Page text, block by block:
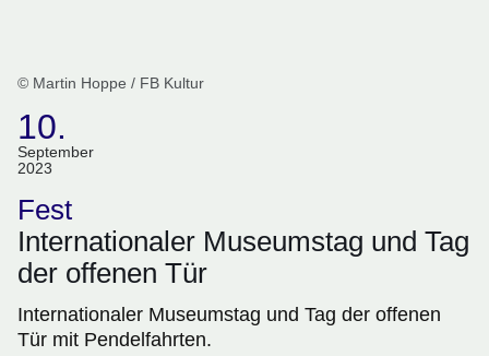
© Martin Hoppe / FB Kultur
10.
September
2023
(Termin:
10.
September
Fest
Internationaler Museumstag und Tag
der offenen Tür
Internationaler Museumstag und Tag der offenen
Tür mit Pendelfahrten.